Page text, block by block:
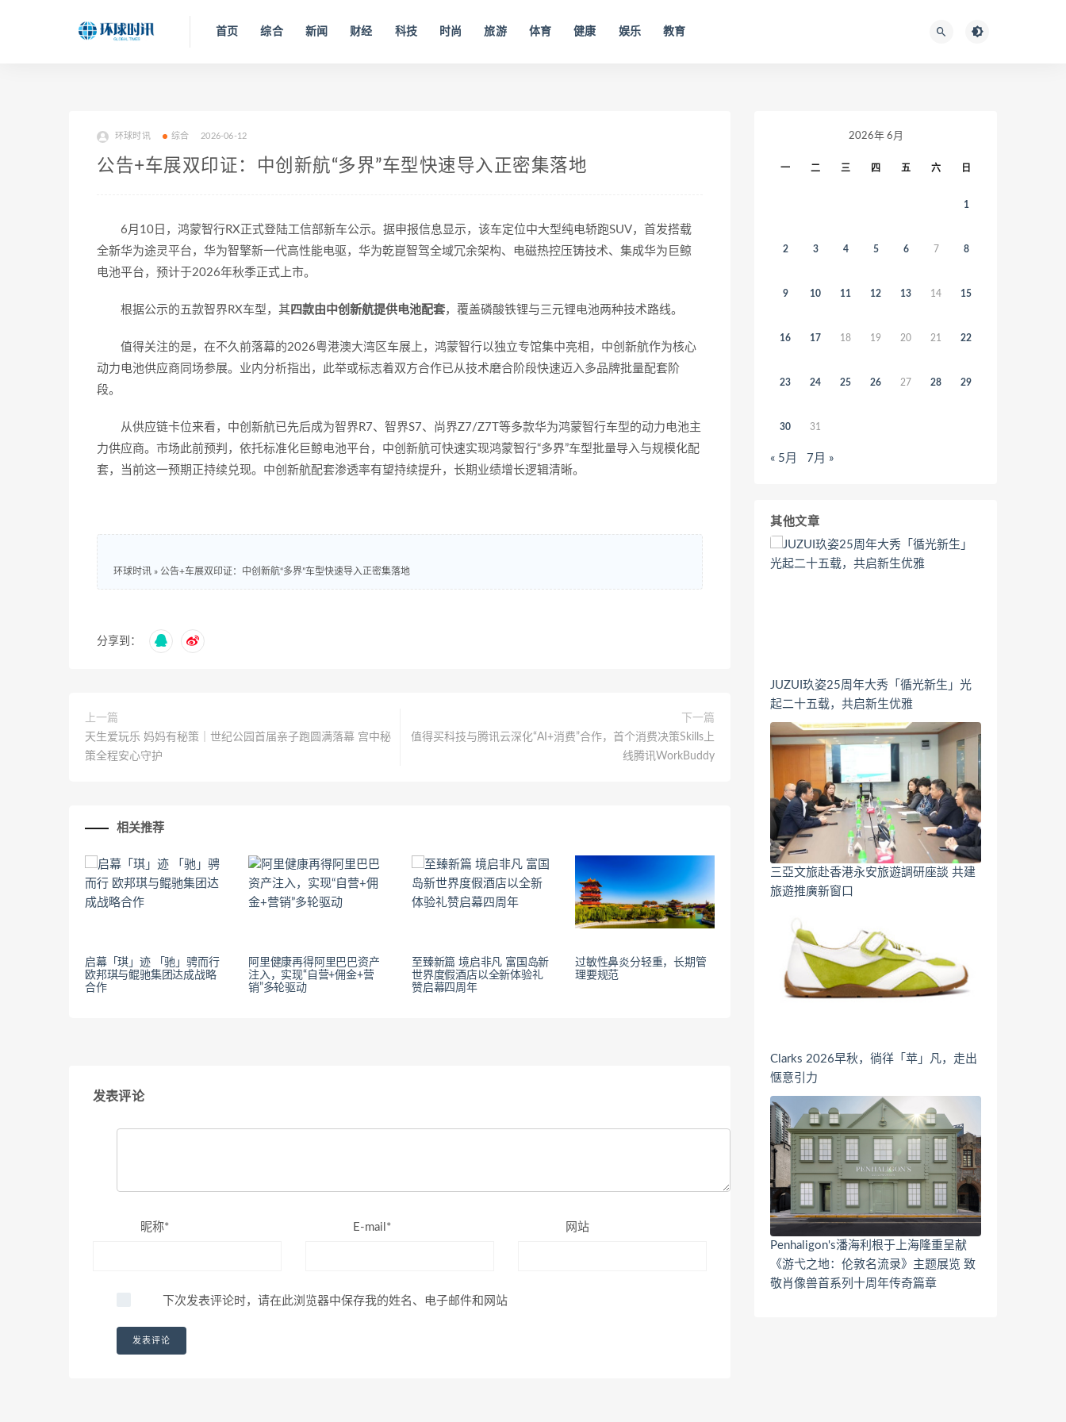
首页 综合 新闻 财经 科技 时尚 旅游 体育 健康 娱乐 教育
环球时讯 综合 2026-06-12
公告+车展双印证：中创新航“多界”车型快速导入正密集落地
6月10日，鸿蒙智行RX正式登陆工信部新车公示。据申报信息显示，该车定位中大型纯电轿跑SUV，首发搭载
全新华为途灵平台，华为智擎新一代高性能电驱，华为乾崑智驾全域冗余架构、电磁热控压铸技术、集成华为巨鲸
电池平台，预计于2026年秋季正式上市。
根据公示的五款智界RX车型，其 四款由中创新航提供电池配套，覆盖磷酸铁锂与三元锂电池两种技术路线。
值得关注的是，在不久前落幕的2026粤港澳大湾区车展上，鸿蒙智行以独立专馆集中亮相，中创新航作为核心
动力电池供应商同场参展。业内分析指出，此举或标志着双方合作已从技术磨合阶段快速迈入多品牌批量配套阶
段。
从供应链卡位来看，中创新航已先后成为智界R7、智界S7、尚界Z7/Z7T等多款华为鸿蒙智行车型的动力电池主
力供应商。市场此前预判，依托标准化巨鲸电池平台，中创新航可快速实现鸿蒙智行“多界”车型批量导入与规模化配
套，当前这一预期正持续兑现。中创新航配套渗透率有望持续提升，长期业绩增长逻辑清晰。
环球时讯 » 公告+车展双印证：中创新航“多界”车型快速导入正密集落地
分享到：
上一篇
天生爱玩乐 妈妈有秘策｜世纪公园首届亲子跑圆满落幕 宫中秘
策全程安心守护
下一篇
值得买科技与腾讯云深化“AI+消费”合作，首个消费决策Skills上
线腾讯WorkBuddy
相关推荐
启幕「琪」迹 「驰」骋而行
欧邦琪与鲲驰集团达成战略
合作
阿里健康再得阿里巴巴资产
注入，实现“自营+佣金+营
销”多轮驱动
至臻新篇 境启非凡 富国岛新
世界度假酒店以全新体验礼
赞启幕四周年
过敏性鼻炎分轻重，长期管
理要规范
发表评论
昵称* E-mail* 网站
下次发表评论时，请在此浏览器中保存我的姓名、电子邮件和网站
2026年 6月
一 二 三 四 五 六 日
1
2 3 4 5 6 7 8
9 10 11 12 13 14 15
16 17 18 19 20 21 22
23 24 25 26 27 28 29
30 31
« 5月 7月 »
其他文章
JUZUI玖姿25周年大秀「循光新生」光
起二十五载，共启新生优雅
三亞文旅赴香港永安旅遊調研座談 共建
旅遊推廣新窗口
Clarks 2026早秋，徜徉「苹」凡，走出
惬意引力
Penhaligon's潘海利根于上海隆重呈献
《游弋之地：伦敦名流录》主题展览 致
敬肖像兽首系列十周年传奇篇章